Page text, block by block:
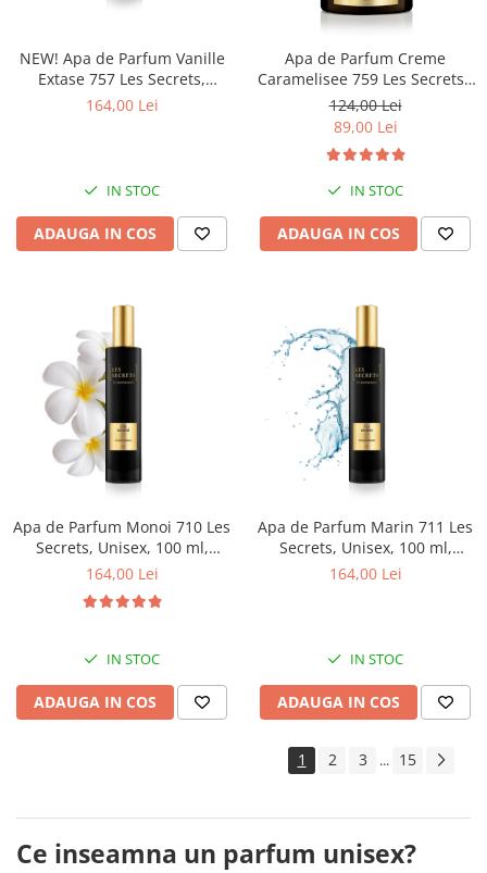
NEW! Apa de Parfum Vanille
Extase 757 Les Secrets,
Unisex, 100 ml, Equivalenza
164,00 Lei
IN STOC
ADAUGA IN COS
Apa de Parfum Creme
Caramelisee 759 Les Secrets -
Les Gourmandises, Unisex, 50
ml, Equivalenza
124,00 Lei
89,00 Lei
IN STOC
ADAUGA IN COS
Apa de Parfum Monoi 710 Les
Secrets, Unisex, 100 ml,
Equivalenza
164,00 Lei
IN STOC
ADAUGA IN COS
Apa de Parfum Marin 711 Les
Secrets, Unisex, 100 ml,
Equivalenza
164,00 Lei
IN STOC
ADAUGA IN COS
1 2 3 ... 15
Ce inseamna un parfum unisex?